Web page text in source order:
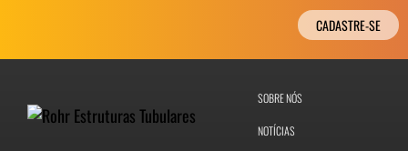
CADASTRE-SE
SOBRE NÓS
NOTÍCIAS